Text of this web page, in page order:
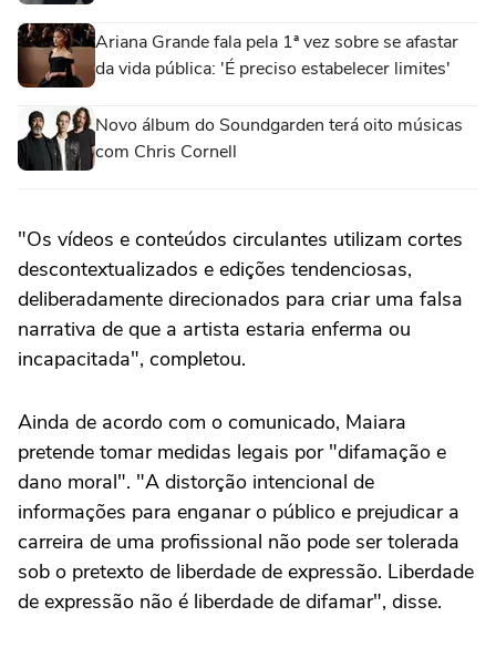
Ariana Grande fala pela 1ª vez sobre se afastar
da vida pública: 'É preciso estabelecer limites'
Novo álbum do Soundgarden terá oito músicas
com Chris Cornell
"Os vídeos e conteúdos circulantes utilizam cortes
descontextualizados e edições tendenciosas,
deliberadamente direcionados para criar uma falsa
narrativa de que a artista estaria enferma ou
incapacitada", completou.
Ainda de acordo com o comunicado, Maiara
pretende tomar medidas legais por "difamação e
dano moral". "A distorção intencional de
informações para enganar o público e prejudicar a
carreira de uma profissional não pode ser tolerada
sob o pretexto de liberdade de expressão. Liberdade
de expressão não é liberdade de difamar", disse.